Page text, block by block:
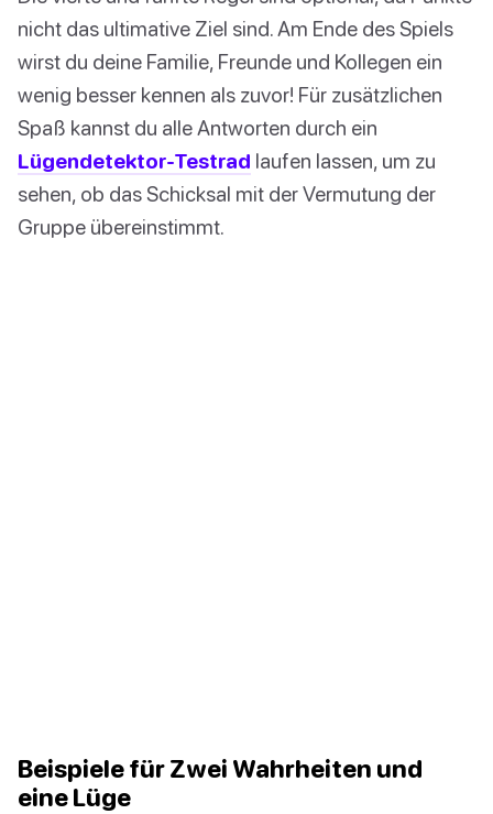
nicht das ultimative Ziel sind. Am Ende des Spiels
wirst du deine Familie, Freunde und Kollegen ein
wenig besser kennen als zuvor! Für zusätzlichen
Spaß kannst du alle Antworten durch ein
Lügendetektor-Testrad laufen lassen, um zu
sehen, ob das Schicksal mit der Vermutung der
Gruppe übereinstimmt.
Beispiele für Zwei Wahrheiten und
eine Lüge